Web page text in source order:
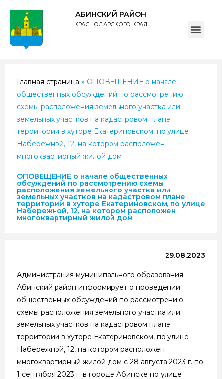
АБИНСКИЙ РАЙОН
КРАСНОДАРСКОГО КРАЯ
Главная страница » ОПОВЕЩЕНИЕ о начале
общественных обсуждений по рассмотрению
схемы расположения земельного участка или
земельных участков на кадастровом плане
территории в хуторе Екатериновском, по улице
Набережной, 12, на котором расположен
многоквартирный жилой дом
ОПОВЕЩЕНИЕ о начале общественных
обсуждений по рассмотрению схемы
расположения земельного участка или
земельных участков на кадастровом плане
территории в хуторе Екатериновском, по улице
Набережной, 12, на котором расположен
многоквартирный жилой дом
29.08.2023
Администрация муниципального образования
Абинский район информирует о проведении
общественных обсуждений по рассмотрению
схемы расположения земельного участка или
земельных участков на кадастровом плане
территории в хуторе Екатериновском, по улице
Набережной, 12, на котором расположен
многоквартирный жилой дом с 28 августа 2023 г. по
1 сентября 2023 г. в городе Абинске по улице